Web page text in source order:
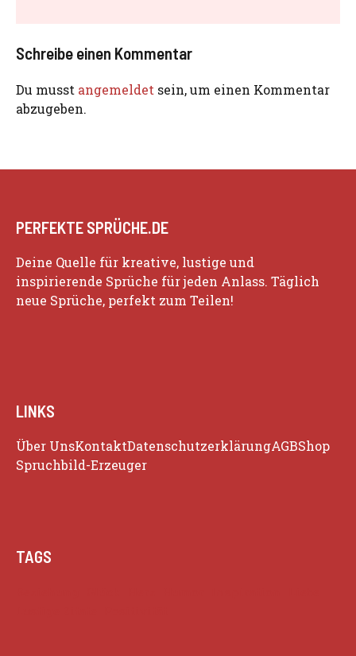
Schreibe einen Kommentar
Du musst angemeldet sein, um einen Kommentar
abzugeben.
PERFEKTE SPRÜCHE.DE
Deine Quelle für kreative, lustige und
inspirierende Sprüche für jeden Anlass. Täglich
neue Sprüche, perfekt zum Teilen!
LINKS
Über UnsKontaktDatenschutzerklärungAGBShop
Spruchbild-Erzeuger
TAGS